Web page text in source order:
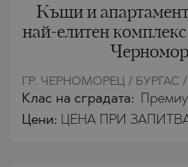
Къщи и
най-елитен
ГР. ЧЕРНОМОРЕЦ / БУРГАС
Клас на сградата:
Цени: ЦЕНА ПРИ